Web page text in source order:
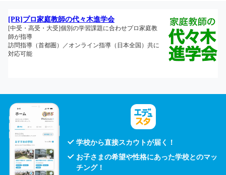
学校から直接スカウトが届く！
お子さまの希望や性格にあった学校とのマッ
チング！